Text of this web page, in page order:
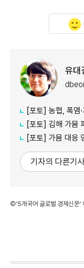
유대
[포토] 농협, 폭염·
[포토] 김해 가뭄
[포토] 가뭄 대응
기자의 다른기
©'5개국어 글로벌 경제신문'